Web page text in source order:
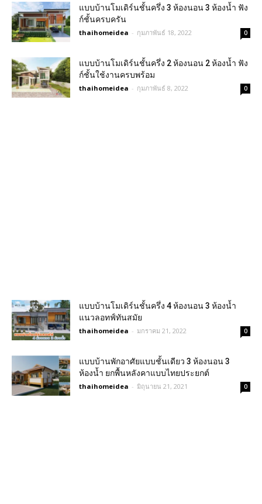
แบบบ้านโมเดิร์นชั้นครึ่ง 3 ห้องนอน 3 ห้องน้ำ ฟัง
ก์ชั้นครบครัน
thaihomeidea - กุมภาพันธ์ 18, 2022 0
แบบบ้านโมเดิร์นชั้นครึ่ง 2 ห้องนอน 2 ห้องน้ำ ฟัง
ก์ชั้นใช้งานครบพร้อม
thaihomeidea - กุมภาพันธ์ 8, 2022 0
แบบบ้านโมเดิร์นชั้นครึ่ง 4 ห้องนอน 3 ห้องน้ำ
แนวลอทฟ์ทันสมัย
thaihomeidea - มกราคม 21, 2022 0
แบบบ้านพักอาศัยแบบชั้นเดียว 3 ห้องนอน 3
ห้องน้ำ ยกพื้นหลังคาแบบไทยประยกต์
thaihomeidea - มิถุนายน 21, 2021 0